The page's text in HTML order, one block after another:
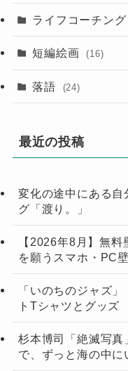
ライフコーチング
短編絵画 (16)
落語 (24)
最近の投稿
変化の途中にある
グ「渡り。」
【2026年8月】無
を願うスマホ・PC
「いのちのジャズ
トTシャツとグッズ
杉本博司「絶滅写
で、ずっと海の中に